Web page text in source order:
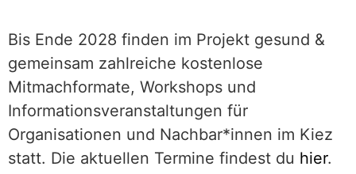
Bis Ende 2028 finden im Projekt gesund &
gemeinsam zahlreiche kostenlose
Mitmachformate, Workshops und
Informationsveranstaltungen für
Organisationen und Nachbar*innen im Kiez
statt. Die aktuellen Termine findest du hier.